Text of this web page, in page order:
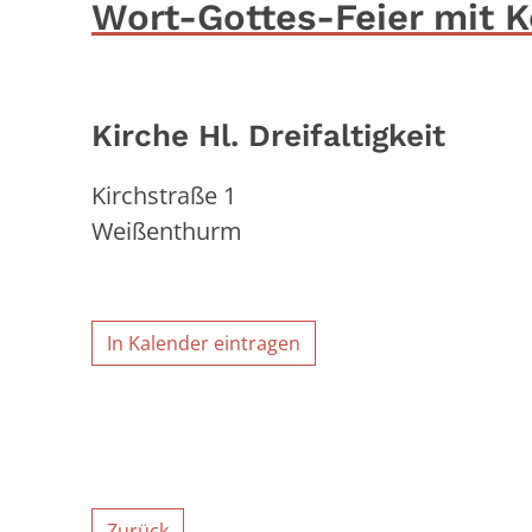
Wort-Gottes-Feier mit
Kirche Hl. Dreifaltigkeit
Kirchstraße 1
Weißenthurm
In Kalender eintragen